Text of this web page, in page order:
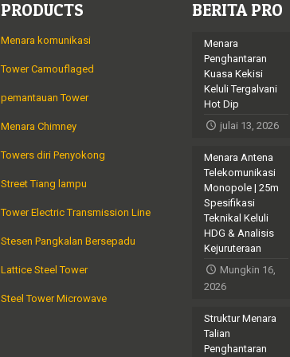
PRODUCTS
Menara komunikasi
Tower Camouflaged
pemantauan Tower
Menara Chimney
Towers diri Penyokong
Street Tiang lampu
Tower Electric Transmission Line
Stesen Pangkalan Bersepadu
Lattice Steel Tower
Steel Tower Microwave
BERITA PRO
Menara
Penghantaran
Kuasa Kekisi
Keluli Tergalvani
Hot Dip
julai 13, 2026
Menara Antena
Telekomunikasi
Monopole | 25m
Spesifikasi
Teknikal Keluli
HDG & Analisis
Kejuruteraan
Mungkin 16,
2026
Struktur Menara
Talian
Penghantaran